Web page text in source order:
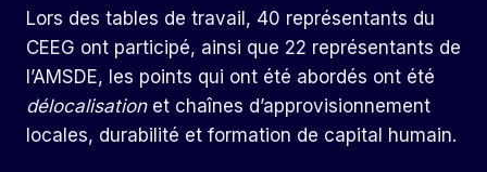
Lors des tables de travail, 40 représentants du
CEEG ont participé, ainsi que 22 représentants de
l’AMSDE, les points qui ont été abordés ont été
délocalisation et chaînes d’approvisionnement
locales, durabilité et formation de capital humain.